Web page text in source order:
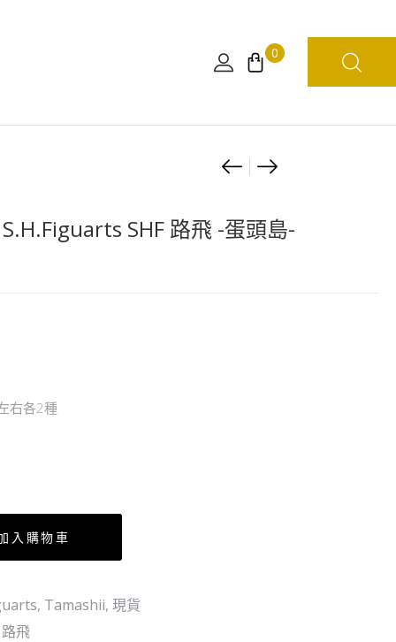
0
Product
[日
限
定]
[日
海
賊
SHF 路飛 -蛋頭島-
右各2種
入購物車
, Tamashii, 現貨
路飛